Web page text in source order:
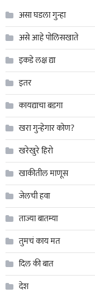
असा घडला गुन्हा
असे आहे पोलिसखाते
इकडे लक्ष द्या
इतर
कायद्याचा बडगा
खरा गुन्हेगार कोण?
खरेखुरे हिरो
खाकीतील माणूस
जेलची हवा
ताज्या बातम्या
तुमचं काय मत
दिल की बात
देश